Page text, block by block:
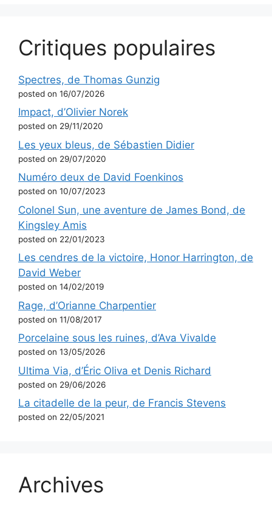
Critiques populaires
Spectres, de Thomas Gunzig
posted on 16/07/2026
Impact, d’Olivier Norek
posted on 29/11/2020
Les yeux bleus, de Sébastien Didier
posted on 29/07/2020
Numéro deux de David Foenkinos
posted on 10/07/2023
Colonel Sun, une aventure de James Bond, de
Kingsley Amis
posted on 22/01/2023
Les cendres de la victoire, Honor Harrington, de
David Weber
posted on 14/02/2019
Rage, d’Orianne Charpentier
posted on 11/08/2017
Porcelaine sous les ruines, d’Ava Vivalde
posted on 13/05/2026
Ultima Via, d’Éric Oliva et Denis Richard
posted on 29/06/2026
La citadelle de la peur, de Francis Stevens
posted on 22/05/2021
Archives